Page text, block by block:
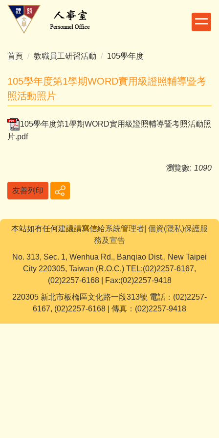
跳
內
區
首頁 教職員工研習活動 105學年度
105學年度第1學期WORD實用級證照輔導暨考
照活動照片
105學年度第1學期WORD實用級證照輔導暨考照活動照
片.pdf
瀏覽數: 1090
友善列印
本站如有任何建議請寫信給系統管理者 個資(隱私)保護服
務及宣告
No. 313, Sec. 1, Wenhua Rd., Banqiao Dist., New Taipei
City 220305, Taiwan (R.O.C.) TEL:(02)2257-6167,
(02)2257-6168 | Fax:(02)2257-9418
220305 新北市板橋區文化路一段313號 電話：(02)2257-
6167, (02)2257-6168 | 傳真：(02)2257-9418